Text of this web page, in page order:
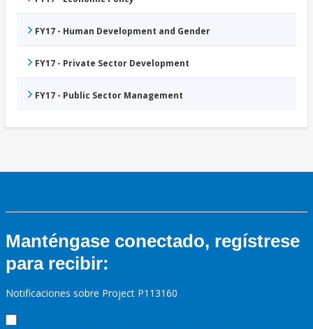
FY17 - Human Development and Gender
FY17 - Private Sector Development
FY17 - Public Sector Management
Manténgase conectado, regístrese
para recibir:
Notificaciones sobre Project P113160